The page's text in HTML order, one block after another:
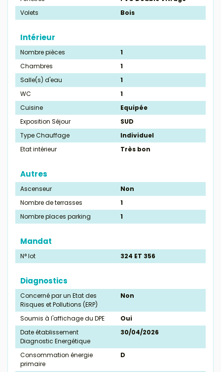
Volets
Bois
Intérieur
Nombre pièces
1
Chambres
1
Salle(s) d'eau
1
WC
1
Cuisine
Equipée
Exposition Séjour
SUD
Type Chauffage
Individuel
Etat intérieur
Très bon
Autres
Ascenseur
Non
Nombre de terrasses
1
Nombre places parking
1
Mandat
N° lot 324 ET 356
Diagnostics
Concerné par un Etat des
Risques et Pollutions (ERP)
Non
Soumis à l'affichage du DPE
Oui
Date établissement
Diagnostic Energétique
30/04/2026
Consommation énergie
primaire
D